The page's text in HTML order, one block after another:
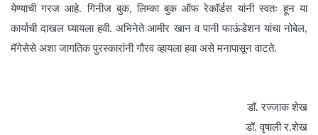
येण्याची गरज आहे. गिनीज बुक, लिम्का बुक ऑफ रेकॉर्डस यांनी स्वतः हून या
कार्याची दाखल घ्यायला हवी. अभिनेते आमीर खान व पानी फाऊंडेशन यांचा नोबेल,
मॅगेसेसे अशा जागतिक पुरस्कारांनी गौरव व्हायला हवा असे मनापासून वाटते.
डॉ. रज्जाक शेख
डॉ. वृषाली र.शेख